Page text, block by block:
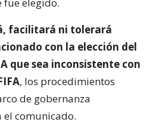
fue elegido.
facilitará ni tolerará
con la elección del
que sea inconsistente con
, los procedimientos
de gobernanza
el comunicado.